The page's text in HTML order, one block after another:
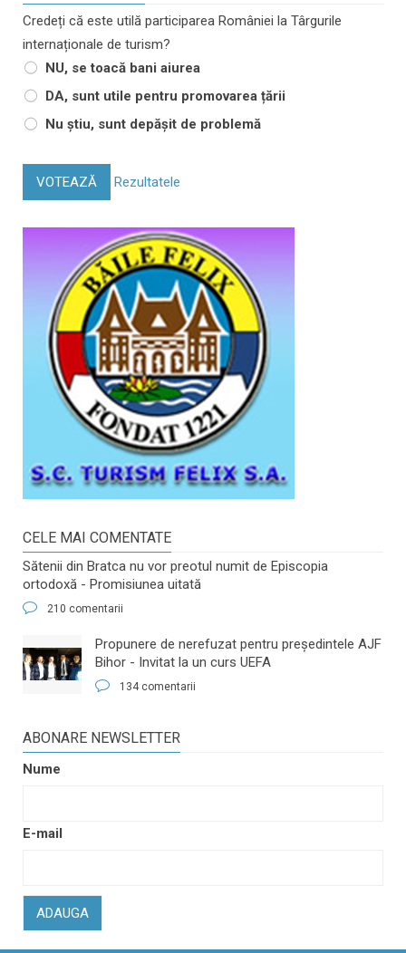
Credeți că este utilă participarea României la Târgurile
internaționale de turism?
NU, se toacă bani aiurea
DA, sunt utile pentru promovarea țării
Nu știu, sunt depășit de problemă
VOTEAZĂ Rezultatele
CELE MAI COMENTATE
Sătenii din Bratca nu vor preotul numit de Episcopia
ortodoxă - Promisiunea uitată
210 comentarii
​Propunere de nerefuzat pentru preşedintele AJF
Bihor - Invitat la un curs UEFA
134 comentarii
ABONARE NEWSLETTER
Nume
E-mail
ADAUGA